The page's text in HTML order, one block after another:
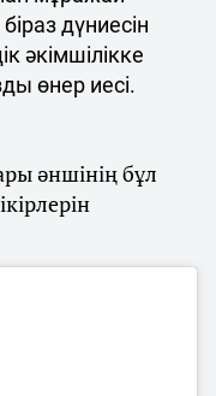
дүниесін
әкімшілікке
өнер иесі.
әншінің бұл